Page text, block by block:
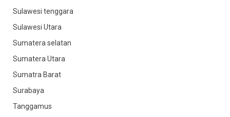
Sulawesi tenggara
Sulawesi Utara
Sumatera selatan
Sumatera Utara
Sumatra Barat
Surabaya
Tanggamus